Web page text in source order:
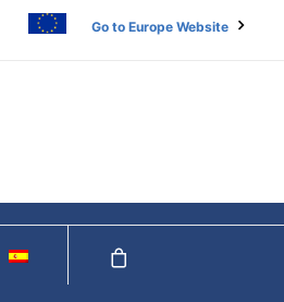
Go to Europe Website